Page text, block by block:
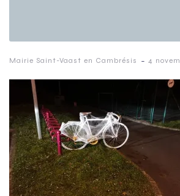
Mairie Saint-Vaast en Cambrésis - 4